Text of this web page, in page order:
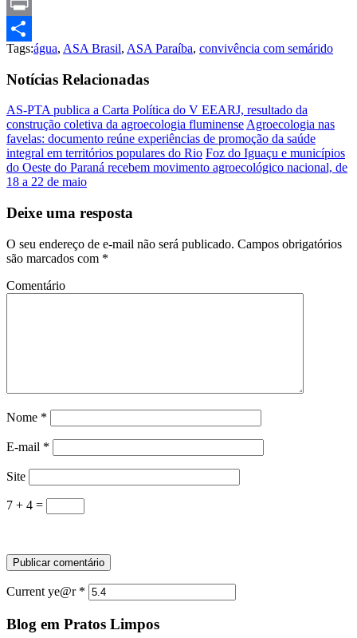
Telegram
Print
Compartilhar
Tags:água, ASA Brasil, ASA Paraíba, convivência com semárido
Notícias Relacionadas
AS-PTA publica a Carta Política do V EEARJ, resultado da
construção coletiva da agroecologia fluminenseAgroecologia nas
favelas: documento reúne experiências de promoção da saúde
integral em territórios populares do Rio Foz do Iguaçu e municípios
do Oeste do Paraná recebem movimento agroecológico nacional, de
18 a 22 de maio
Deixe uma resposta
O seu endereço de e-mail não será publicado. Campos obrigatórios
são marcados com *
Comentário
Nome *
E-mail *
Site
7 + 4 =
Current ye@r *
Blog em Pratos Limpos